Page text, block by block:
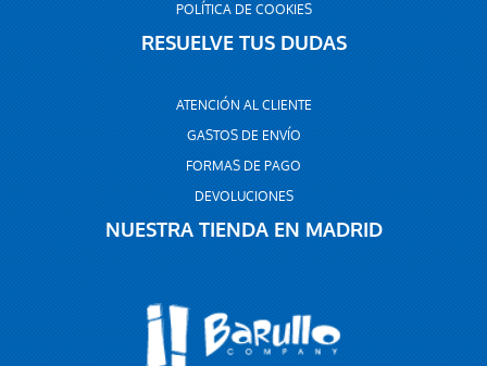
POLÍTICA DE COOKIES
RESUELVE TUS DUDAS
ATENCIÓN AL CLIENTE
GASTOS DE ENVÍO
FORMAS DE PAGO
DEVOLUCIONES
NUESTRA TIENDA EN MADRID